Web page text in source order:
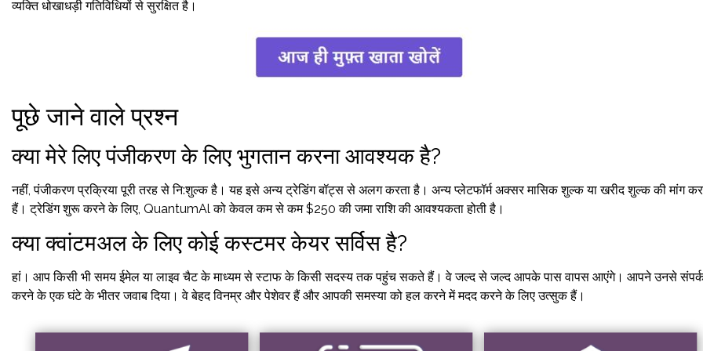
व्यक्ति धोखाधड़ी गतिविधियों से सुरक्षित है।
पूछे जाने वाले प्रश्न
क्या मेरे लिए पंजीकरण के लिए भुगतान करना आवश्यक है?
नहीं, पंजीकरण प्रक्रिया पूरी तरह से नि:शुल्क है। यह इसे अन्य ट्रेडिंग बॉट्स से अलग करता है। अन्य प्लेटफॉर्म अक्सर मासिक शुल्क या खरीद शुल्क की मांग
हैं। ट्रेडिंग शुरू करने के लिए, QuantumAl को केवल कम से कम $250 की जमा राशि की आवश्यकता होती है।
क्या क्वांटमअल के लिए कोई कस्टमर केयर सर्विस है?
हां। आप किसी भी समय ईमेल या लाइव चैट के माध्यम से स्टाफ के किसी सदस्य तक पहुंच सकते हैं। वे जल्द से जल्द आपके पास वापस आएंगे। आपने उनसे
करने के एक घंटे के भीतर जवाब दिया। वे बेहद विनम्र और पेशेवर हैं और आपकी समस्या को हल करने में मदद करने के लिए उत्सुक हैं।